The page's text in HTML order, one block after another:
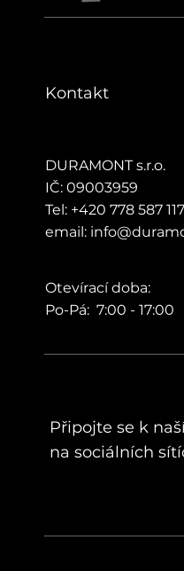
Kontakt
DURAMONT s.r.o.
IČ: 09003959
Tel: +420 778 587 117
email:
Otevírací doba:
Po-Pá: 7:00 - 17:00
Připojte se k
na sociálních